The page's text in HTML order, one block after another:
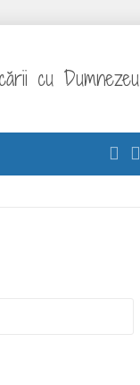
cu Dumnezeu